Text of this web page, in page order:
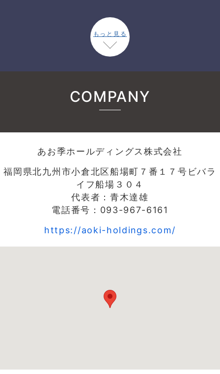
もっと見る
COMPANY
あお季ホールディングス株式会社
福岡県北九州市小倉北区船場町７番１７号ビバラ
イフ船場３０４
代表者：青木達雄
電話番号：093-967-6161
https://aoki-holdings.com/